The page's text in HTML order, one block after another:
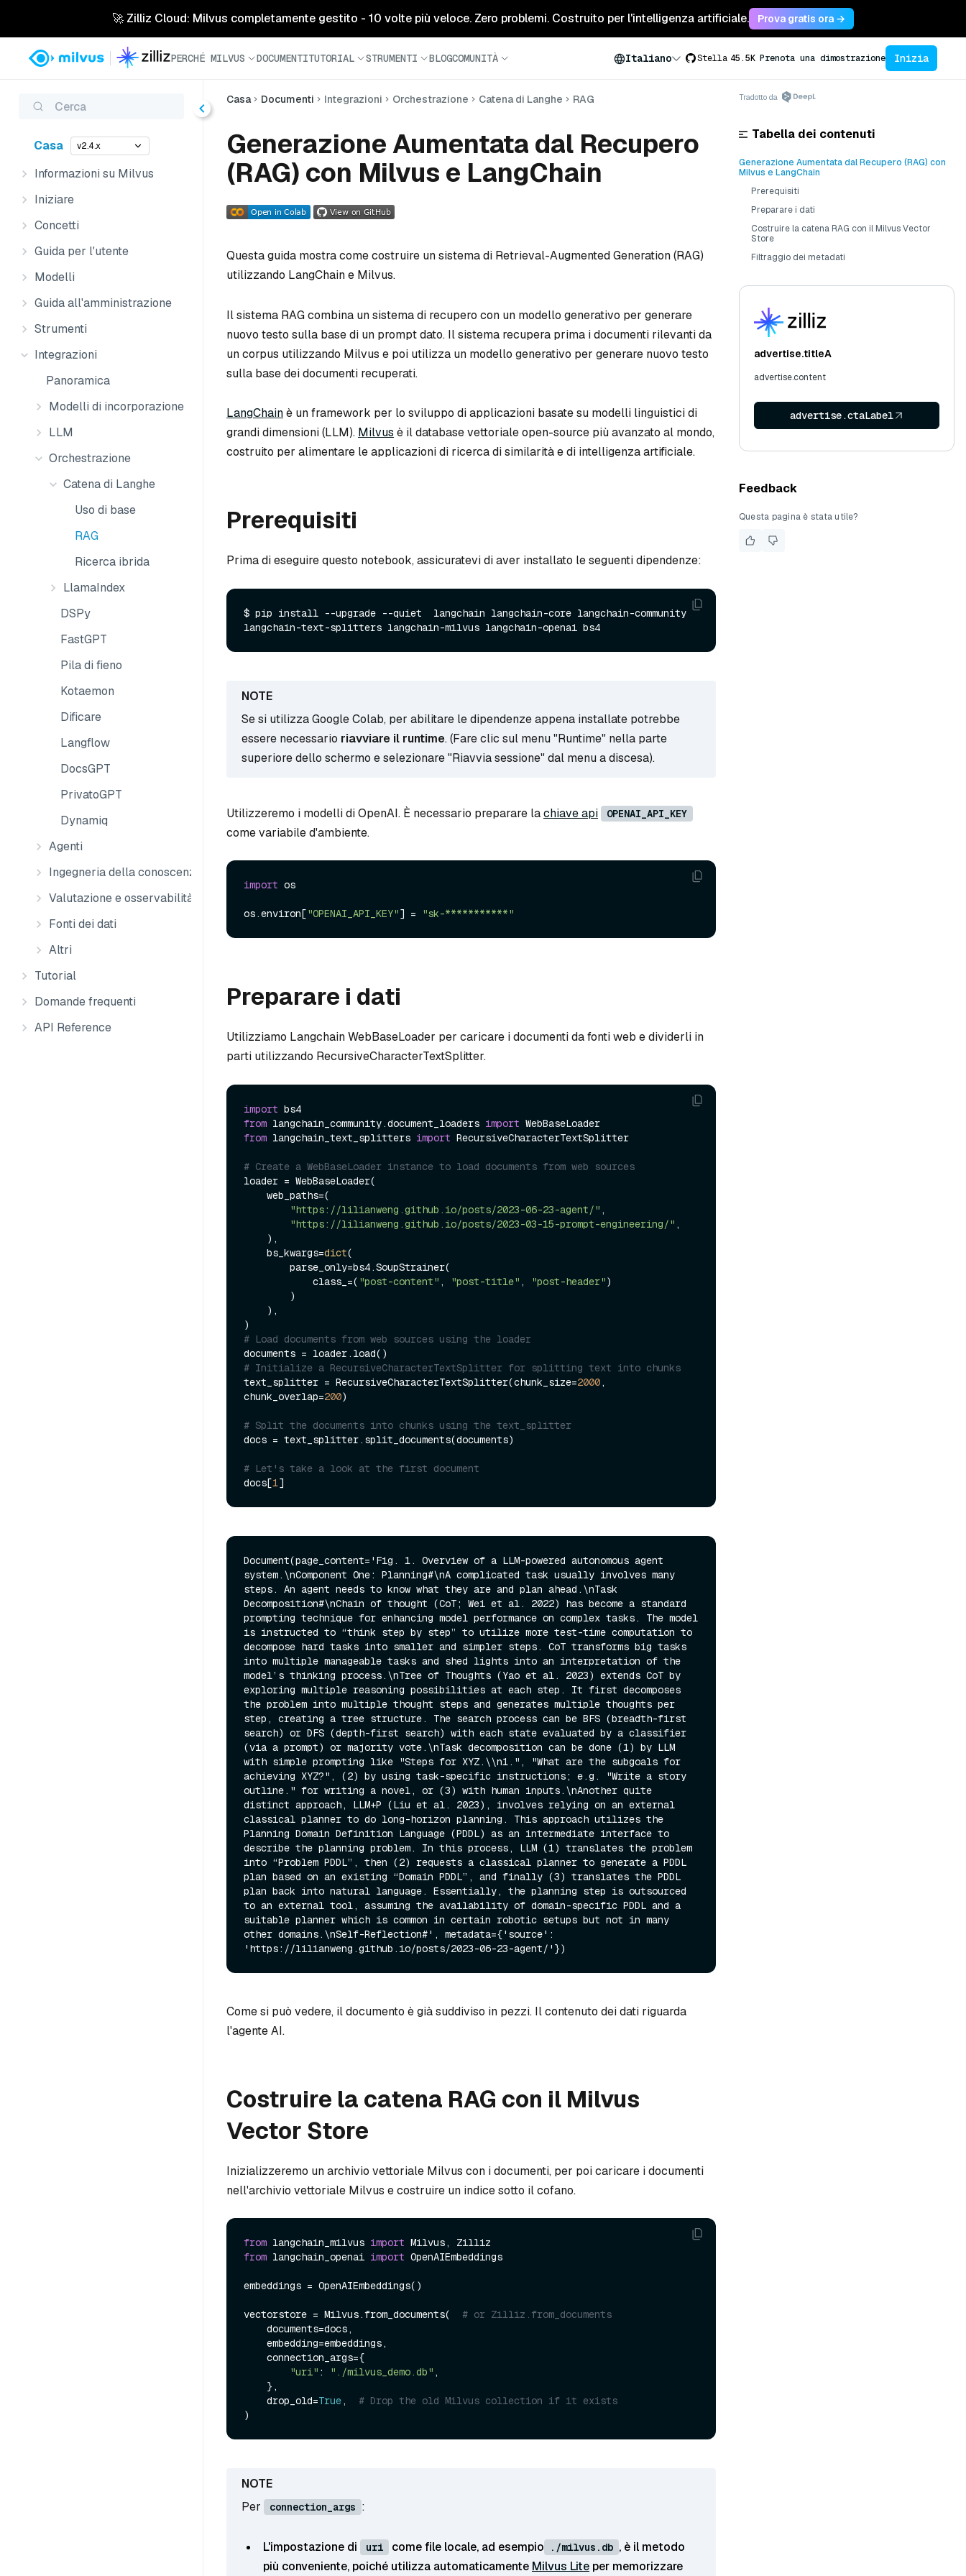
🚀 Zilliz Cloud: Milvus completamente gestito - 10 volte più veloce. Zero problemi. Costruito per l'intelligenza artificiale. Prova gratis ora →
PERCHÉ MILVUS DOCUMENTITUTORIAL STRUMENTI BLOGCOMUNITÀ Italiano Stella 45.5K Prenota una dimostrazione Inizia
Cerca
Casa v2.4.x
Informazioni su Milvus
Iniziare
Concetti
Guida per l'utente
Modelli
Guida all'amministrazione
Strumenti
Integrazioni
Panoramica
Modelli di incorporazione
LLM
Orchestrazione
Catena di Langhe
Uso di base
RAG
Ricerca ibrida
LlamaIndex
DSPy
FastGPT
Pila di fieno
Kotaemon
Dificare
Langflow
DocsGPT
PrivatoGPT
Dynamiq
Agenti
Ingegneria della conoscenza
Valutazione e osservabilità
Fonti dei dati
Altri
Tutorial
Domande frequenti
API Reference
Casa Documenti Integrazioni Orchestrazione Catena di Langhe RAG
Generazione Aumentata dal Recupero
(RAG) con Milvus e LangChain
Questa guida mostra come costruire un sistema di Retrieval-Augmented Generation (RAG)
utilizzando LangChain e Milvus.
Il sistema RAG combina un sistema di recupero con un modello generativo per generare
nuovo testo sulla base di un prompt dato. Il sistema recupera prima i documenti rilevanti da
un corpus utilizzando Milvus e poi utilizza un modello generativo per generare nuovo testo
sulla base dei documenti recuperati.
LangChainè un framework per lo sviluppo di applicazioni basate su modelli linguistici di
grandi dimensioni (LLM). Milvus è il database vettoriale open-source più avanzato al mondo,
costruito per alimentare le applicazioni di ricerca di similarità e di intelligenza artificiale.
Prerequisiti
Prima di eseguire questo notebook, assicuratevi di aver installato le seguenti dipendenze:
$ pip install --upgrade --quiet  langchain langchain-core langchain-community
Se si utilizza Google Colab, per abilitare le dipendenze appena installate potrebbe
essere necessario riavviare il runtime. (Fare clic sul menu "Runtime" nella parte
superiore dello schermo e selezionare "Riavvia sessione" dal menu a discesa).
Utilizzeremo i modelli di OpenAI. È necessario preparare lachiave api OPENAI_API_KEY
come variabile d'ambiente.
import os
os.environ["OPENAI_API_KEY"] = "sk-***********"
Preparare i dati
Utilizziamo Langchain WebBaseLoader per caricare i documenti da fonti web e dividerli in
parti utilizzando RecursiveCharacterTextSplitter.
import
from langchain_community.document_loaders import
from langchain_text_splitters import RecursiveCharacterTextSplitter
# Create a WebBaseLoader instance to load documents from web sources
loader = WebBaseLoader(
"https://lilianweng.github.io/posts/2023-06-23-agent/" ,
"https://lilianweng.github.io/posts/2023-03-15-prompt-engineering/" ,
    bs_kwargs=
dict(
            class_=(
"post-content" , "post-title" , "post-header")
# Load documents from web sources using the loader
# Initialize a RecursiveCharacterTextSplitter for splitting text into chunks
text_splitter = RecursiveCharacterTextSplitter(chunk_size=2000,
chunk_overlap=200)
# Split the documents into chunks using the text_splitter
docs = text_splitter.split_documents(documents)
# Let's take a look at the first document
docs[1
Document(page_content='Fig. 1. Overview of a LLM-powered autonomous agent
system.\nComponent One: Planning#\nA complicated task usually involves many
steps. An agent needs to know what they are and plan ahead.\nTask
Decomposition#\nChain of thought (CoT; Wei et al. 2022) has become a standard
prompting technique for enhancing model performance on complex tasks. The model
is instructed to “think step by step” to utilize more test-time computation to
decompose hard tasks into smaller and simpler steps. CoT transforms big tasks
into multiple manageable tasks and shed lights into an interpretation of the
model’s thinking process.\nTree of Thoughts (Yao et al. 2023) extends CoT by
exploring multiple reasoning possibilities at each step. It first decomposes
the problem into multiple thought steps and generates multiple thoughts per
step, creating a tree structure. The search process can be BFS (breadth-first
search) or DFS (depth-first search) with each state evaluated by a classifier
(via a prompt) or majority vote.\nTask decomposition can be done (1) by LLM
with simple prompting like "Steps for XYZ.\\n1.", "What are the subgoals for
achieving XYZ?", (2) by using task-specific instructions; e.g. "Write a story
outline." for writing a novel, or (3) with human inputs.\nAnother quite
distinct approach, LLM+P (Liu et al. 2023), involves relying on an external
classical planner to do long-horizon planning. This approach utilizes the
Planning Domain Definition Language (PDDL) as an intermediate interface to
describe the planning problem. In this process, LLM (1) translates the problem
into “Problem PDDL”, then (2) requests a classical planner to generate a PDDL
plan based on an existing “Domain PDDL”, and finally (3) translates the PDDL
plan back into natural language. Essentially, the planning step is outsourced
to an external tool, assuming the availability of domain-specific PDDL and a
suitable planner which is common in certain robotic setups but not in many
other domains.\nSelf-Reflection#', metadata={'source':
Come si può vedere, il documento è già suddiviso in pezzi. Il contenuto dei dati riguarda
l'agente AI.
Costruire la catena RAG con il Milvus
Vector Store
Inizializzeremo un archivio vettoriale Milvus con i documenti, per poi caricare i documenti
nell'archivio vettoriale Milvus e costruire un indice sotto il cofano.
from langchain_milvus import
from langchain_openai import OpenAIEmbeddings
embeddings = OpenAIEmbeddings()
vectorstore = Milvus.from_documents( # or Zilliz.from_documents
"uri" : "./milvus_demo.db" ,
    drop_old=
True, # Drop the old Milvus collection if it exists
Per connection_args :
L'impostazione di uri come file locale, ad esempio ./milvus.db , è il metodo
più conveniente, poiché utilizza automaticamente Milvus Lite per memorizzare
Tradotto da
Tabella dei contenuti
Generazione Aumentata dal Recupero (RAG) con
Milvus e LangChain
Prerequisiti
Preparare i dati
Costruire la catena RAG con il Milvus Vector
Store
Filtraggio dei metadati
advertise.titleA
advertise.content
advertise.ctaLabel
Feedback
Questa pagina è stata utile?